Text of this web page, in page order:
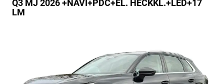
Q3 MJ 2026 +NAVI+PDC+EL. HECKKL.+LED+17
LM